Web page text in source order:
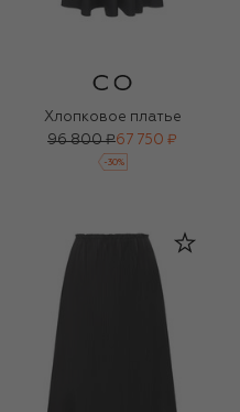
Хлопковое платье
96 800 ₽67 750 ₽
-30%